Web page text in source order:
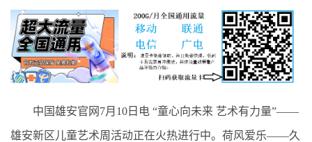
中国雄安官网7月10日电 “童心向未来 艺术有力量”——
雄安新区儿童艺术周活动正在火热进行中。荷风爱乐——久